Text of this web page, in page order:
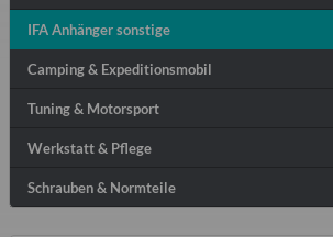
IFA Anhänger sonstige
Camping & Expeditionsmobil
Tuning & Motorsport
Werkstatt & Pflege
Schrauben & Normteile